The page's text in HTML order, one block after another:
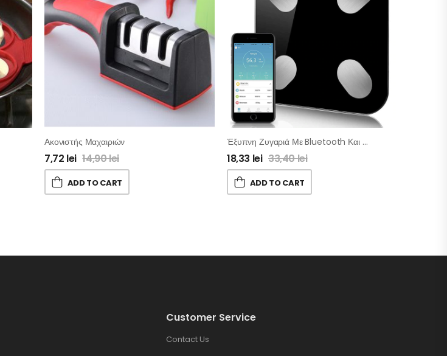
Ακονιστής Μαχαιριών
7,72 lei 14,90lei
ADD TO CART
Έξυπνη Ζυγαριά Με Bluetooth Και 8 Λειτουργίες
18,33 lei 33,40lei
ADD TO CART
Customer Service
Contact Us